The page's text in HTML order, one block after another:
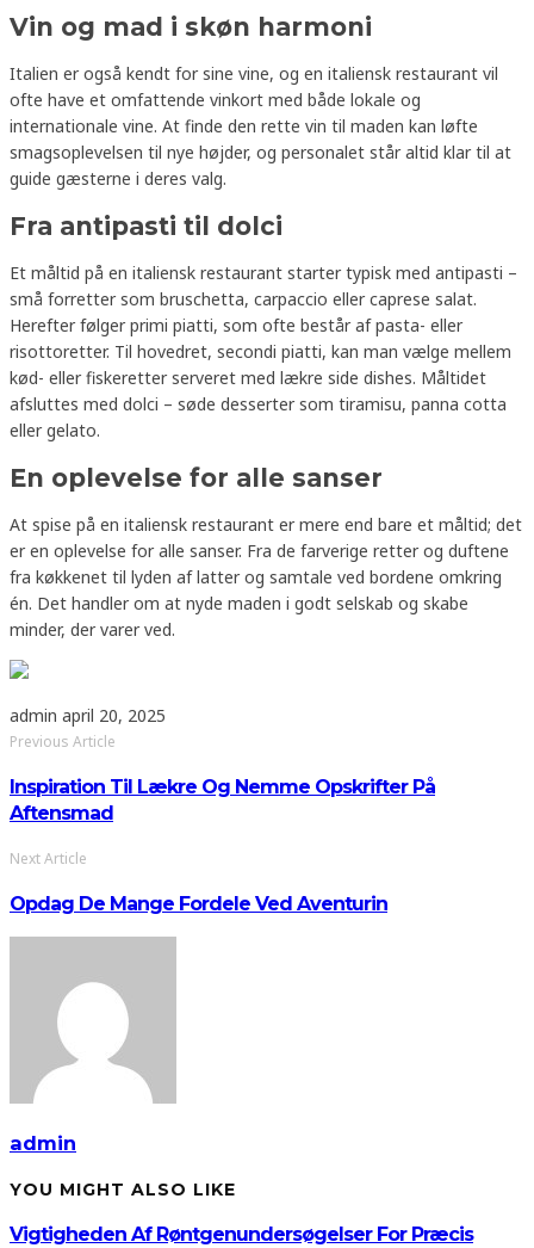
Vin og mad i skøn harmoni
Italien er også kendt for sine vine, og en italiensk restaurant vil
ofte have et omfattende vinkort med både lokale og
internationale vine. At finde den rette vin til maden kan løfte
smagsoplevelsen til nye højder, og personalet står altid klar til at
guide gæsterne i deres valg.
Fra antipasti til dolci
Et måltid på en italiensk restaurant starter typisk med antipasti –
små forretter som bruschetta, carpaccio eller caprese salat.
Herefter følger primi piatti, som ofte består af pasta- eller
risottoretter. Til hovedret, secondi piatti, kan man vælge mellem
kød- eller fiskeretter serveret med lækre side dishes. Måltidet
afsluttes med dolci – søde desserter som tiramisu, panna cotta
eller gelato.
En oplevelse for alle sanser
At spise på en italiensk restaurant er mere end bare et måltid; det
er en oplevelse for alle sanser. Fra de farverige retter og duftene
fra køkkenet til lyden af latter og samtale ved bordene omkring
én. Det handler om at nyde maden i godt selskab og skabe
minder, der varer ved.
admin april 20, 2025
Previous Article
Inspiration Til Lækre Og Nemme Opskrifter På
Aftensmad
Next Article
Opdag De Mange Fordele Ved Aventurin
admin
YOU MIGHT ALSO LIKE
Vigtigheden Af Røntgenundersøgelser For Præcis